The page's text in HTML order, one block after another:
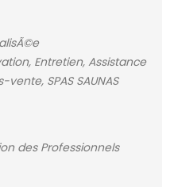
Entretien, Assistance
SPAS SAUNAS
des Professionnels